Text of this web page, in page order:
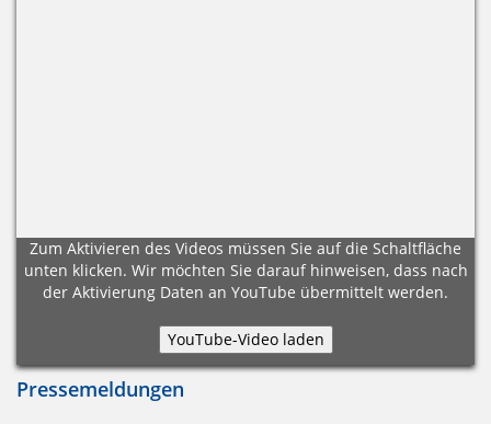
Zum Aktivieren des Videos müssen Sie auf die Schaltfläche
unten klicken. Wir möchten Sie darauf hinweisen, dass nach
der Aktivierung Daten an YouTube übermittelt werden.
Pressemeldungen